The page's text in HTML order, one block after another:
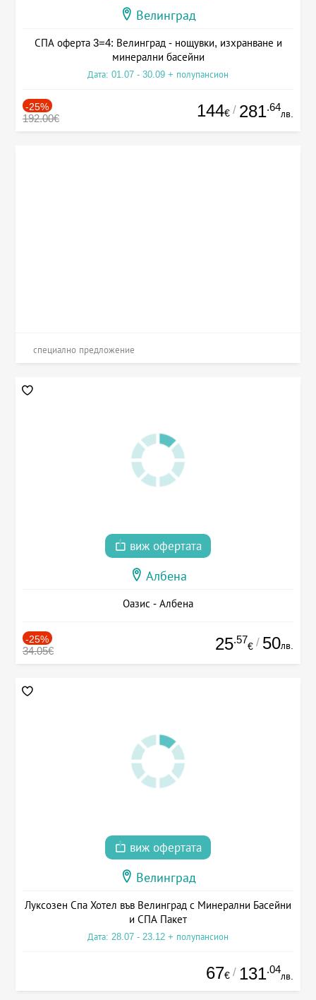
Велинград
СПА оферта 3=4: Велинград - нощувки, изхранване и
минерални басейни
Дата: 01.07 - 30.09 + полупансион
-25%
192.00€ 144€ / 281.64
лв.
специално предложение
виж офертата
Албена
Оазис - Албена
-25%
34.05€ 25.57
€ / 50лв.
виж офертата
Велинград
Луксозен Спа Хотел във Велинград с Минерални Басейни
и СПА Пакет
Дата: 28.07 - 23.12 + полупансион
67€ / 131.04
лв.